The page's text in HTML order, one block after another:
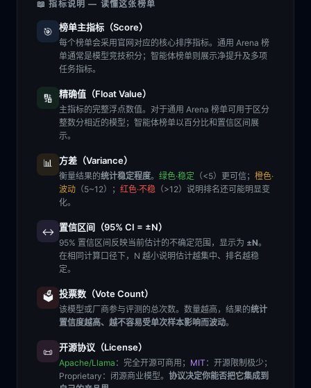
📖 指标说明 — 读懂这张榜单
🎯 榜单主指标（Score）
每个榜单会采用官网对应的核心排序指标。通用 Arena 榜
单通常是模型竞技积分；智能体榜单则展示净提升及多项
任务指标。
🔢 精确值（Float Value）
主指标的完整浮点数值。对于通用 Arena 榜单可用于区分
整数分相近的模型；智能体榜单以百分比和置信区间展
示。
📊 方差（Variance）
衡量结果的统计稳定程度。 绿色·稳定 （<5）更可信； 橙色·
波动 （5~12）； 红色·不稳 （>12）说明排名还可能明显变
化。
↔️ 置信区间（95% CI = ±N）
95% 置信区间反映当前估计的不确定范围，显示为 ±N。
在相同计算口径下，N 越小说明估计越集中、排名越稳
定。
🗳️ 投票数（Vote Count）
该模型或厂商参与评测的总次数。数量越高，结果的统计
置信度越高、越不容易受单次样本影响而波动。
📜 开源协议（License）
Apache/Llama ：完全开源可商用； MIT ：开源限制极少；
Proprietary ：闭源商业模型。 协议决定你能否把它集成到